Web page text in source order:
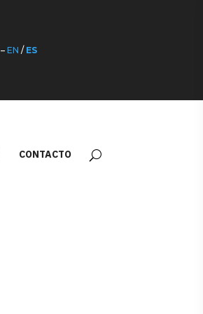
–EN / ES
CONTACTO